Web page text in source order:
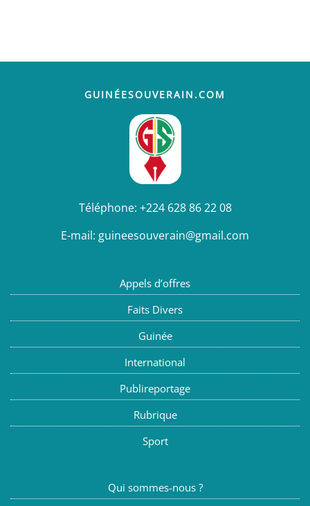
GUINÉESOUVERAIN.COM
Téléphone: +224 628 86 22 08
E-mail: guineesouverain@gmail.com
Appels d’offres
Faits Divers
Guinée
International
Publireportage
Rubrique
Sport
Qui sommes-nous ?